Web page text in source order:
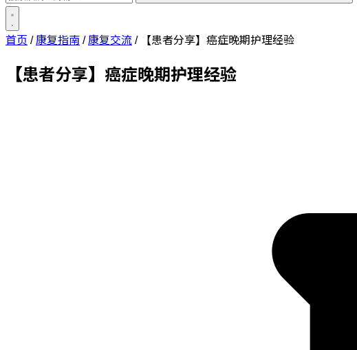
首页 /康复指南/康复交流/ 【患者分享】癌症晚期护理经验
【患者分享】癌症晚期护理经验